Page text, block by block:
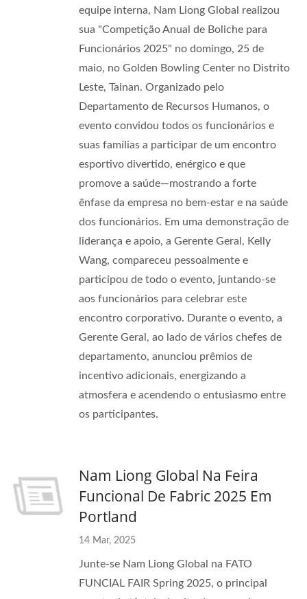
equipe interna, Nam Liong Global realizou
sua "Competição Anual de Boliche para
Funcionários 2025" no domingo, 25 de
maio, no Golden Bowling Center no Distrito
Leste, Tainan. Organizado pelo
Departamento de Recursos Humanos, o
evento convidou todos os funcionários e
suas famílias a participar de um encontro
esportivo divertido, enérgico e que
promove a saúde—mostrando a forte
ênfase da empresa no bem-estar e na saúde
dos funcionários. Em uma demonstração de
liderança e apoio, a Gerente Geral, Kelly
Wang, compareceu pessoalmente e
participou de todo o evento, juntando-se
aos funcionários para celebrar este
encontro corporativo. Durante o evento, a
Gerente Geral, ao lado de vários chefes de
departamento, anunciou prêmios de
incentivo adicionais, energizando a
atmosfera e acendendo o entusiasmo entre
os participantes.
Nam Liong Global Na Feira
Funcional De Fabric 2025 Em
Portland
14 Mar, 2025
Junte-se Nam Liong Global na FATO
FUNCIAL FAIR Spring 2025, o principal